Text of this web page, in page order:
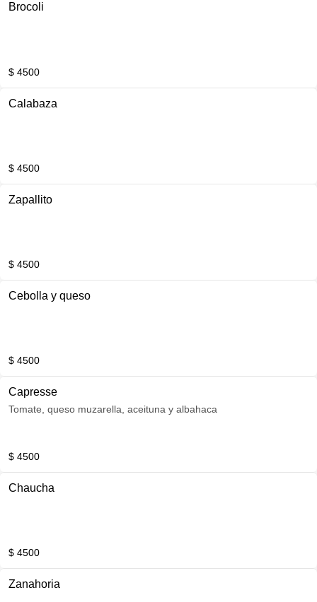
Brocoli
$ 4500
Calabaza
$ 4500
Zapallito
$ 4500
Cebolla y queso
$ 4500
Capresse
Tomate, queso muzarella, aceituna y albahaca
$ 4500
Chaucha
$ 4500
Zanahoria